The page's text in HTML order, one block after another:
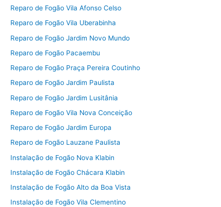
Reparo de Fogão Vila Afonso Celso
Reparo de Fogão Vila Uberabinha
Reparo de Fogão Jardim Novo Mundo
Reparo de Fogão Pacaembu
Reparo de Fogão Praça Pereira Coutinho
Reparo de Fogão Jardim Paulista
Reparo de Fogão Jardim Lusitânia
Reparo de Fogão Vila Nova Conceição
Reparo de Fogão Jardim Europa
Reparo de Fogão Lauzane Paulista
Instalação de Fogão Nova Klabin
Instalação de Fogão Chácara Klabin
Instalação de Fogão Alto da Boa Vista
Instalação de Fogão Vila Clementino